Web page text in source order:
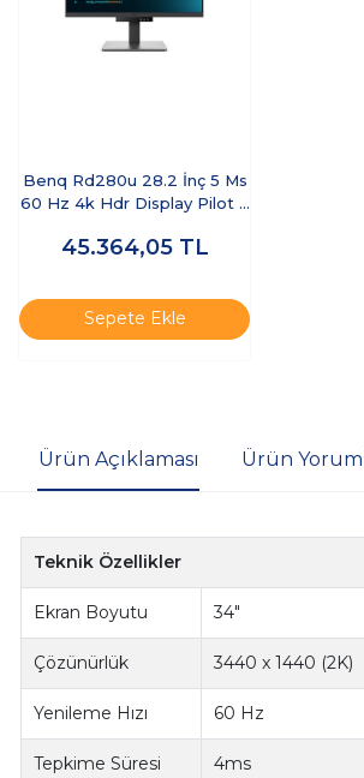
Benq Rd280u 28.2 İnç 5 Ms
60 Hz 4k Hdr Display Pilot 2
Programlama Monitörü
45.364,05 TL
Sepete Ekle
Ürün Açıklaması Ürün
Teknik Özellikler
Ekran Boyutu 34"
Çözünürlük 3440 x 1440 (2K)
Yenileme Hızı 60 Hz
Tepkime Süresi 4ms